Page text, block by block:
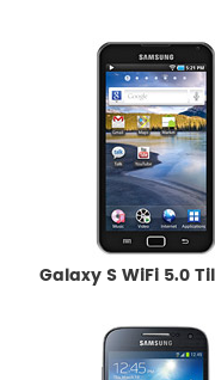
Galaxy S WiFi 5.0